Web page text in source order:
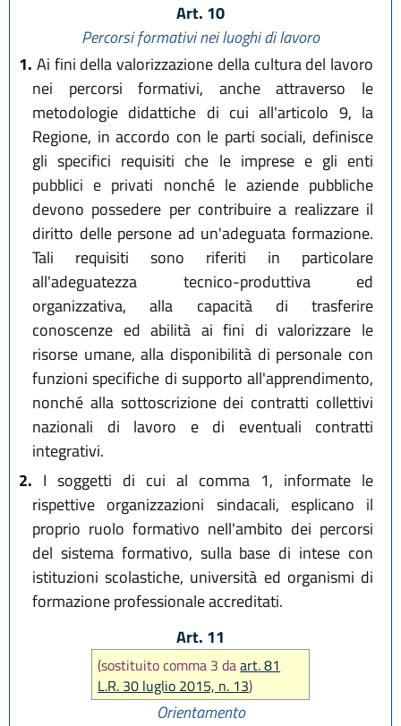
Art. 10
Percorsi formativi nei luoghi di lavoro
1. Ai fini della valorizzazione della cultura del lavoro
nei percorsi formativi, anche attraverso le
metodologie didattiche di cui all'articolo 9, la
Regione, in accordo con le parti sociali, definisce
gli specifici requisiti che le imprese e gli enti
pubblici e privati nonché le aziende pubbliche
devono possedere per contribuire a realizzare il
diritto delle persone ad un'adeguata formazione.
Tali requisiti sono riferiti in particolare
all'adeguatezza tecnico-produttiva ed
organizzativa, alla capacità di trasferire
conoscenze ed abilità ai fini di valorizzare le
risorse umane, alla disponibilità di personale con
funzioni specifiche di supporto all'apprendimento,
nonché alla sottoscrizione dei contratti collettivi
nazionali di lavoro e di eventuali contratti
integrativi.
2. I soggetti di cui al comma 1, informate le
rispettive organizzazioni sindacali, esplicano il
proprio ruolo formativo nell'ambito dei percorsi
del sistema formativo, sulla base di intese con
istituzioni scolastiche, università ed organismi di
formazione professionale accreditati.
Art. 11
(sostituito comma 3 daart. 81
L.R. 30 luglio 2015, n. 13)
Orientamento